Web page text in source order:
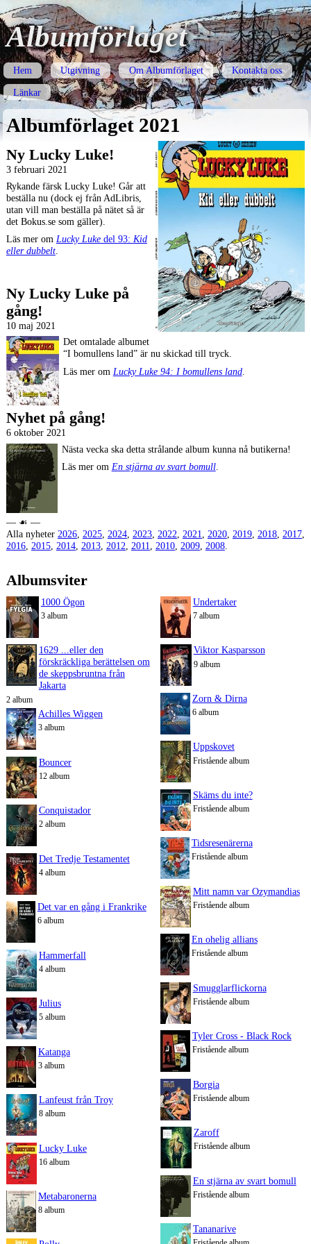
Albumförlaget
Hem Utgivning Om Albumförlaget
Kontakta oss
Länkar
Albumförlaget 2021
Ny Lucky Luke!
3 februari 2021
Rykande färsk Lucky Luke! Går att
beställa nu (dock ej från AdLibris,
utan vill man beställa på nätet så är
det Bokus.se som gäller).
Läs mer om Lucky Lukedel 93: Kid
eller dubbelt.
Ny Lucky Luke på
gång!
10 maj 2021
Det omtalade albumet
“I bomullens land” är nu skickad till tryck.
Läs mer om Lucky Luke 94: I bomullens land.
Nyhet på gång!
6 oktober 2021
Nästa vecka ska detta strålande album kunna nå butikerna!
Läs mer om En stjärna av svart bomull.
― ☙ ―
Alla nyheter 2026, 2025, 2024, 2023, 2022, 2021, 2020, 2019, 2018, 2017,
2016, 2015, 2014, 2013, 2012, 2011, 2010, 2009, 2008.
Albumsviter
1000 Ögon
3 album
1629 ...eller den
förskräckliga berättelsen om
de skeppsbruntna från
Jakarta
2 album
Achilles Wiggen
3 album
Bouncer
12 album
Conquistador
2 album
Det Tredje Testamentet
4 album
Det var en gång i Frankrike
6 album
Hammerfall
4 album
Julius
5 album
Katanga
3 album
Lanfeust från Troy
8 album
Lucky Luke
16 album
Metabaronerna
8 album
Undertaker
7 album
Viktor Kasparsson
9 album
Zorn & Dirna
6 album
Uppskovet
Fristående album
Skäms du inte?
Fristående album
Tidsresenärerna
Fristående album
Mitt namn var Ozymandias
Fristående album
En ohelig allians
Fristående album
Smugglarflickorna
Fristående album
Tyler Cross - Black Rock
Fristående album
Borgia
Fristående album
Zaroff
Fristående album
En stjärna av svart bomull
Fristående album
Tananarive